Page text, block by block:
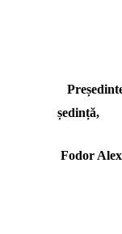
ședință,
Fodor